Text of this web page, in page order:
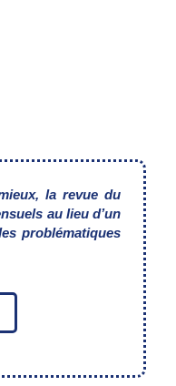
la revue du
au lieu d’un
problématiques